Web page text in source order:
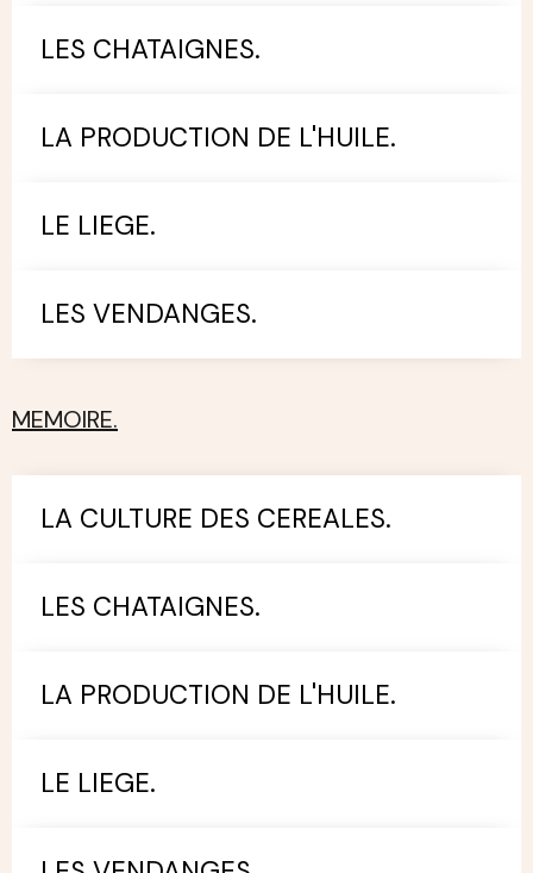
LES CHATAIGNES.
LA PRODUCTION DE L'HUILE.
LE LIEGE.
LES VENDANGES.
MEMOIRE.
LA CULTURE DES CEREALES.
LES CHATAIGNES.
LA PRODUCTION DE L'HUILE.
LE LIEGE.